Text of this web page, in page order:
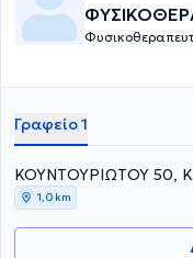
Γραφείο 1
ΚΟΥΝΤΟΥΡΙΩΤΟΥ 50,
1,0 km